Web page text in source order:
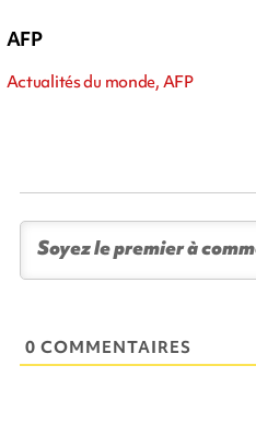
AFP
Actualités du monde, AFP
0 COMMENTAIRES